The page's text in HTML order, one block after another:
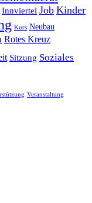
Innviertel Job Kinder
Kurs Neubau
Rotes Kreuz
Sitzung Soziales
Veranstaltung